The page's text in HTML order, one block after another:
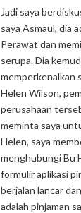
Jadi saya
saya Asmaul, dia
Perawat dan
serupa. Dia
memperkenalkan
Helen Wilson,
perusahaan
meminta saya
Helen, saya
menghubungi Bu
formulir aplikasi
berjalan lancar
adalah pinjaman